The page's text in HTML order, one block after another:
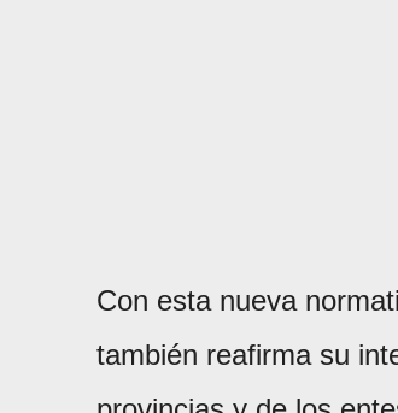
Con esta nueva
también reafirma su